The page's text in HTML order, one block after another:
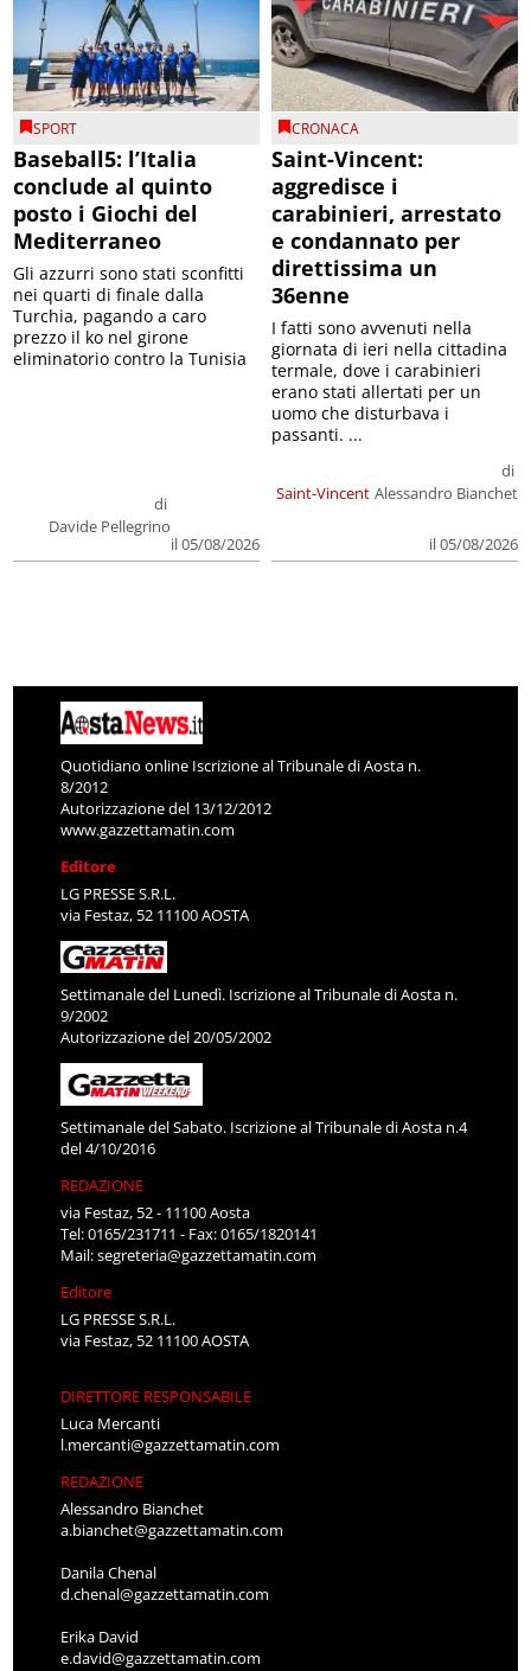
SPORT
Baseball5: l’Italia
conclude al quinto
posto i Giochi del
Mediterraneo
di
Davide Pellegrino
il 05/08/2026
Gli azzurri sono stati sconfitti
nei quarti di finale dalla
Turchia, pagando a caro
prezzo il ko nel girone
eliminatorio contro la Tunisia
CRONACA
Saint-Vincent:
aggredisce i
carabinieri, arrestato
e condannato per
direttissima un
36enne
Saint-Vincent
di
Alessandro Bianchet
il 05/08/2026
I fatti sono avvenuti nella
giornata di ieri nella cittadina
termale, dove i carabinieri
erano stati allertati per un
uomo che disturbava i
passanti. ...
Quotidiano online Iscrizione al Tribunale di Aosta n.
8/2012
Autorizzazione del 13/12/2012
www.gazzettamatin.com
Editore
LG PRESSE S.R.L.
via Festaz, 52 11100 AOSTA
Settimanale del Lunedì. Iscrizione al Tribunale di Aosta n.
9/2002
Autorizzazione del 20/05/2002
Settimanale del Sabato. Iscrizione al Tribunale di Aosta n.4
del 4/10/2016
REDAZIONE
via Festaz, 52 - 11100 Aosta
Tel: 0165/231711 - Fax: 0165/1820141
Mail:segreteria@gazzettamatin.com
Editore
LG PRESSE S.R.L.
via Festaz, 52 11100 AOSTA
DIRETTORE RESPONSABILE
Luca Mercanti
l.mercanti@gazzettamatin.com
REDAZIONE
Alessandro Bianchet
a.bianchet@gazzettamatin.com
Danila Chenal
d.chenal@gazzettamatin.com
Erika David
e.david@gazzettamatin.com